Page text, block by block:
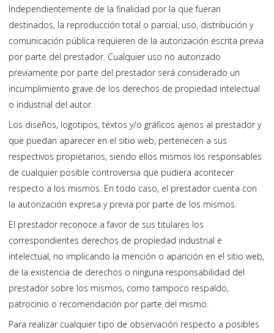
Independientemente de la finalidad por la que fueran
destinados, la reproducción total o parcial, uso, distribución y
comunicación pública requieren de la autorización escrita previa
por parte del prestador. Cualquier uso no autorizado
previamente por parte del prestador será considerado un
incumplimiento grave de los derechos de propiedad intelectual
o industrial del autor.
Los diseños, logotipos, textos y/o gráficos ajenos al prestador y
que puedan aparecer en el sitio web, pertenecen a sus
respectivos propietarios, siendo ellos mismos los responsables
de cualquier posible controversia que pudiera acontecer
respecto a los mismos. En todo caso, el prestador cuenta con
la autorización expresa y previa por parte de los mismos.
El prestador reconoce a favor de sus titulares los
correspondientes derechos de propiedad industrial e
intelectual, no implicando la mención o aparición en el sitio web,
de la existencia de derechos o ninguna responsabilidad del
prestador sobre los mismos, como tampoco respaldo,
patrocinio o recomendación por parte del mismo.
Para realizar cualquier tipo de observación respecto a posibles